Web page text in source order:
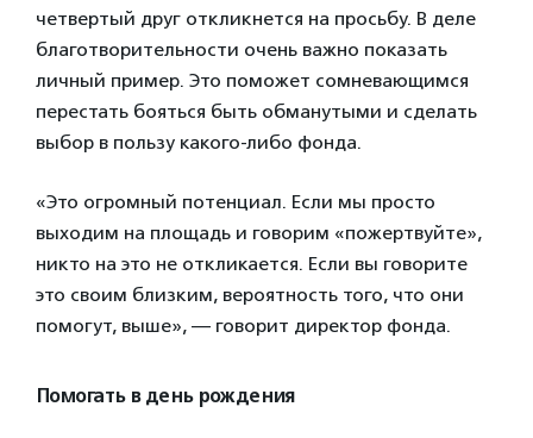
четвертый друг откликнется на просьбу. В деле
благотворительности очень важно показать
личный пример. Это поможет сомневающимся
перестать бояться быть обманутыми и сделать
выбор в пользу какого-либо фонда.
«Это огромный потенциал. Если мы просто
выходим на площадь и говорим «пожертвуйте»,
никто на это не откликается. Если вы говорите
это своим близким, вероятность того, что они
помогут, выше», — говорит директор фонда.
Помогать в день рождения